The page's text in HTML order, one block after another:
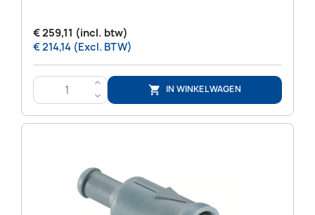
€ 259,11 (incl. btw)
€ 214,14 (Excl. BTW)
>
<
 IN WINKELWAGEN